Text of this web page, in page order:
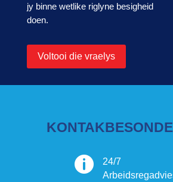
jy binne wetlike riglyne besigheid
doen.
Voltooi die vraelys

24/7